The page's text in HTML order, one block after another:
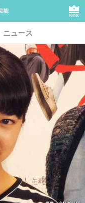
能
RANK
ニュース